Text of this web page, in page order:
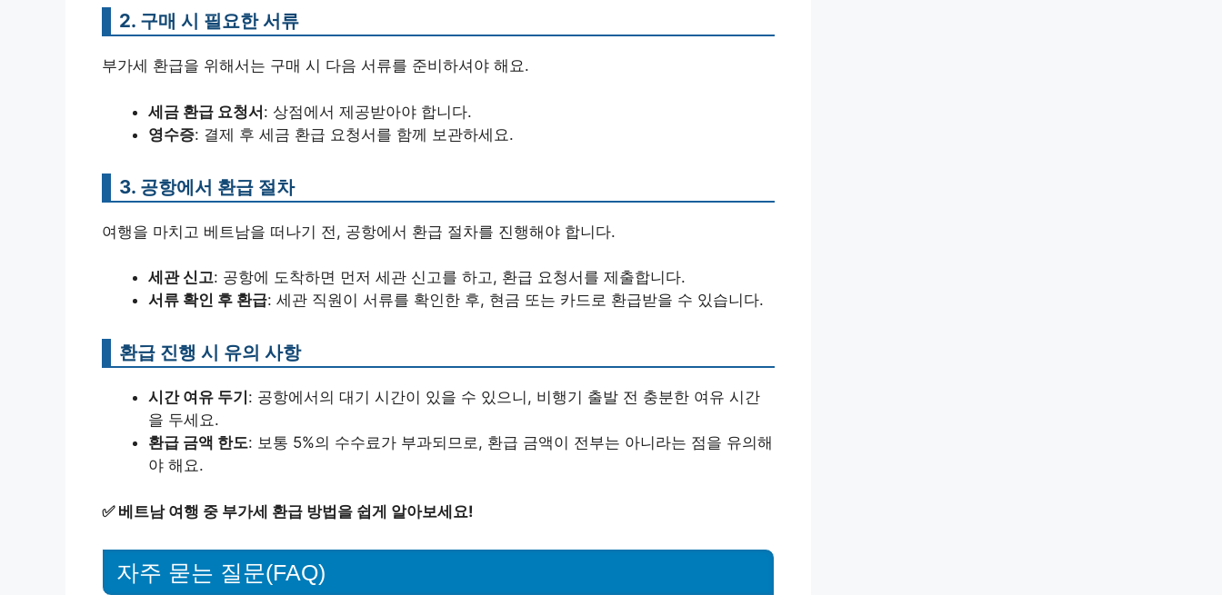
2. 구매 시 필요한 서류
부가세 환급을 위해서는 구매 시 다음 서류를 준비하셔야 해요.
세금 환급 요청서: 상점에서 제공받아야 합니다.
영수증: 결제 후 세금 환급 요청서를 함께 보관하세요.
3. 공항에서 환급 절차
여행을 마치고 베트남을 떠나기 전, 공항에서 환급 절차를 진행해야 합니다.
세관 신고: 공항에 도착하면 먼저 세관 신고를 하고, 환급 요청서를 제출합니다.
서류 확인 후 환급: 세관 직원이 서류를 확인한 후, 현금 또는 카드로 환급받을 수 있습니다.
환급 진행 시 유의 사항
시간 여유 두기 : 공항에서의 대기 시간이 있을 수 있으니, 비행기 출발 전 충분한 여유 시간
을 두세요.
환급 금액 한도: 보통 5%의 수수료가 부과되므로, 환급 금액이 전부는 아니라는 점을 유의해
야 해요.
✅ 베트남 여행 중 부가세 환급 방법을 쉽게 알아보세요!
자주 묻는 질문(FAQ)